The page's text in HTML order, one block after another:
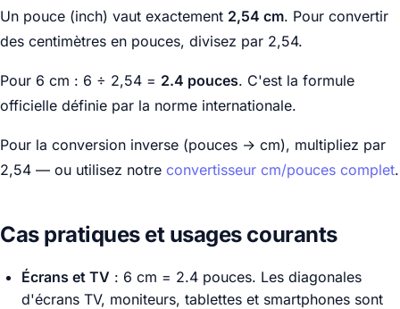
Un pouce (inch) vaut exactement 2,54 cm. Pour convertir
des centimètres en pouces, divisez par 2,54.
Pour 6 cm : 6 ÷ 2,54 = 2.4 pouces. C'est la formule
officielle définie par la norme internationale.
Pour la conversion inverse (pouces → cm), multipliez par
2,54 — ou utilisez notre convertisseur cm/pouces complet.
Cas pratiques et usages courants
Écrans et TV : 6 cm = 2.4 pouces. Les diagonales
d'écrans TV, moniteurs, tablettes et smartphones sont